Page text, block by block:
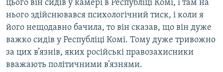
цього він сидів у камері в Республіці Комі, і там на
нього здійснювався психологічний тиск, і коли я
його нещодавно бачила, то він сказав, що він дуже
важко сидів у Республіці Комі. Тому дуже тривожно
за цих в’язнів, яких російські правозахисники
вважають політичними в’язнями.